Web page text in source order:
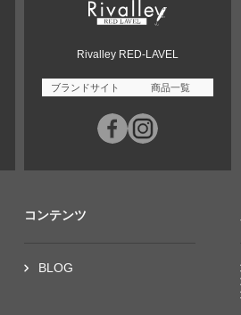
Rivalley RED-LAVEL
ブランドサイト 商品一覧
コンテンツ
BLOG